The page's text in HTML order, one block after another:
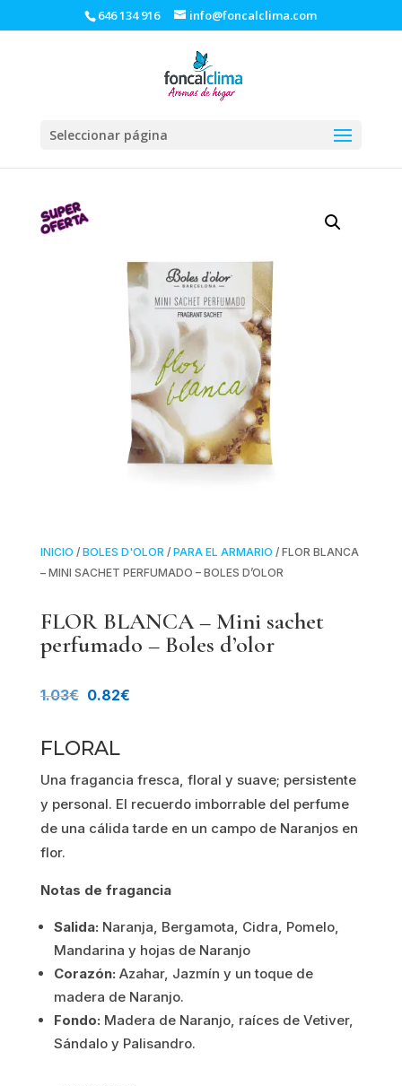
646 134 916 info@foncalclima.com
Seleccionar página
INICIO / BOLES D'OLOR/ PARA EL ARMARIO / FLOR BLANCA
– MINI SACHET PERFUMADO – BOLES D’OLOR
FLOR BLANCA – Mini sachet
perfumado – Boles d’olor
1.03€ El
original
era:
1.03€.
0.82€El
es:
0.82€.
FLORAL
Una fragancia fresca, floral y suave; persistente
y personal. El recuerdo imborrable del perfume
de una cálida tarde en un campo de Naranjos en
flor.
Notas de fragancia
Salida: Naranja, Bergamota, Cidra, Pomelo,
Mandarina y hojas de Naranjo
Corazón: Azahar, Jazmín y un toque de
madera de Naranjo.
Fondo: Madera de Naranjo, raíces de Vetiver,
Sándalo y Palisandro.